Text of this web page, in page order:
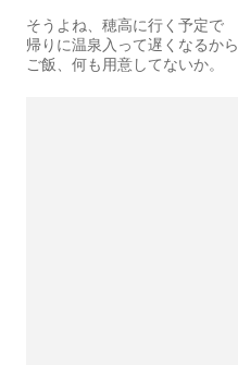
そうよね、穂高に行く予定で
帰りに温泉入って遅くなるから
ご飯、何も用意してないか。